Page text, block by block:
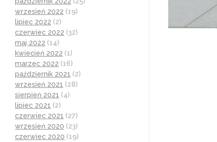
wrzesień 2022 (19)
lipiec 2022 (2)
czerwiec 2022 (32)
maj 2022 (14)
kwiecień 2022 (1)
marzec 2022 (16)
październik 2021 (2)
wrzesień 2021 (28)
sierpień 2021 (4)
lipiec 2021 (2)
czerwiec 2021 (27)
wrzesień 2020 (23)
czerwiec 2020 (19)